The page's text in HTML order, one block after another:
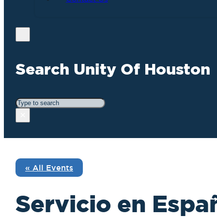
Search Unity Of Houston
Search
« All Events
Servicio en